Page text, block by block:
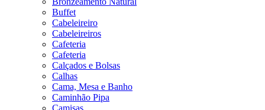
Buffet
Cabeleireiro
Cabeleireiros
Cafeteria
Cafeteria
Calçados e Bolsas
Calhas
Cama, Mesa e Banho
Caminhão Pipa
Camisas